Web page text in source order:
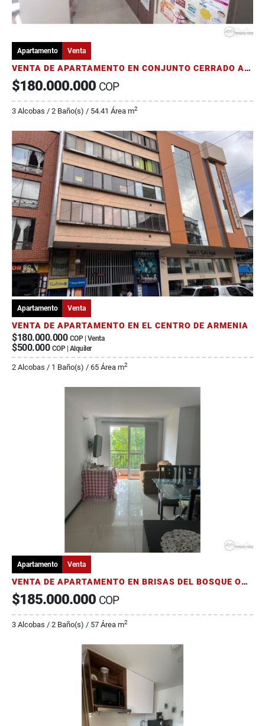
Apartamento Venta
VENTA DE APARTAMENTO EN CONJUNTO CERRADO AL SUR CERCA DE PINARES
$180.000.000 COP
3 Alcobas / 2 Baño(s) / 54.41 Área m2
Apartamento Venta
VENTA DE APARTAMENTO EN EL CENTRO DE ARMENIA
$180.000.000 COP | Venta
$500.000 COP | Alquiler
2 Alcobas / 1 Baño(s) / 65 Área m2
Apartamento Venta
VENTA DE APARTAMENTO EN BRISAS DEL BOSQUE OCCIDENTE DE ARMENIA
$185.000.000 COP
3 Alcobas / 2 Baño(s) / 57 Área m2